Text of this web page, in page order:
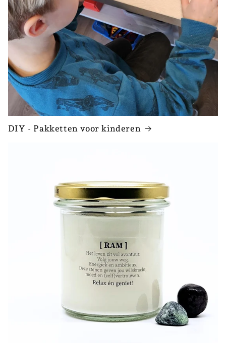
DIY - Pakketten voor kinderen